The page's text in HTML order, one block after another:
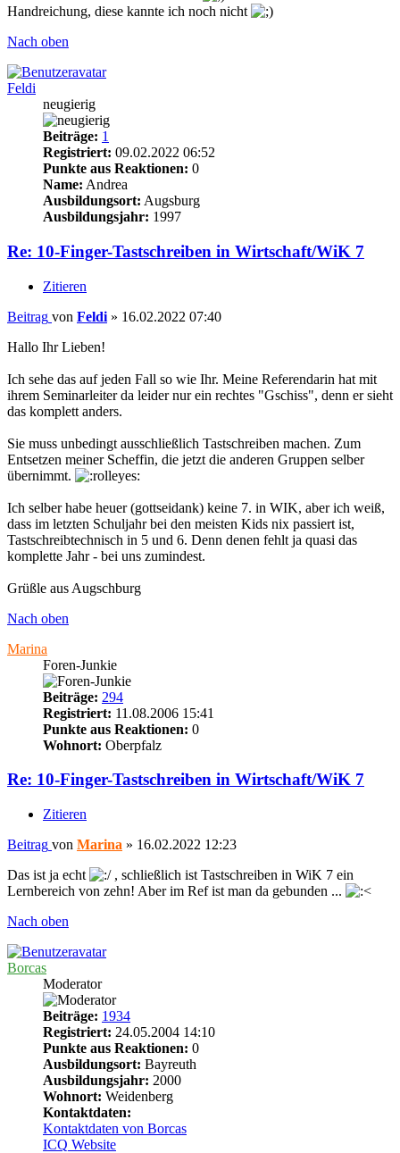
Handreichung, diese kannte ich noch nicht
Nach oben
Feldi
neugierig
Beiträge: 1
Registriert: 09.02.2022 06:52
Punkte aus Reaktionen: 0
Name: Andrea
Ausbildungsort: Augsburg
Ausbildungsjahr: 1997
Re: 10-Finger-Tastschreiben in Wirtschaft/WiK 7
Zitieren
Beitrag von Feldi » 16.02.2022 07:40
Hallo Ihr Lieben!
Ich sehe das auf jeden Fall so wie Ihr. Meine Referendarin hat mit
ihrem Seminarleiter da leider nur ein rechtes "Gschiss", denn er sieht
das komplett anders.
Sie muss unbedingt ausschließlich Tastschreiben machen. Zum
Entsetzen meiner Scheffin, die jetzt die anderen Gruppen selber
übernimmt.
Ich selber habe heuer (gottseidank) keine 7. in WIK, aber ich weiß,
dass im letzten Schuljahr bei den meisten Kids nix passiert ist,
Tastschreibtechnisch in 5 und 6. Denn denen fehlt ja quasi das
komplette Jahr - bei uns zumindest.
Grüßle aus Augschburg
Nach oben
Marina
Foren-Junkie
Beiträge: 294
Registriert: 11.08.2006 15:41
Punkte aus Reaktionen: 0
Wohnort: Oberpfalz
Re: 10-Finger-Tastschreiben in Wirtschaft/WiK 7
Zitieren
Beitrag von Marina » 16.02.2022 12:23
Das ist ja echt
, schließlich ist Tastschreiben in WiK 7 ein
Lernbereich von zehn! Aber im Ref ist man da gebunden ...
Nach oben
Borcas
Moderator
Beiträge: 1934
Registriert: 24.05.2004 14:10
Punkte aus Reaktionen: 0
Ausbildungsort: Bayreuth
Ausbildungsjahr: 2000
Wohnort: Weidenberg
Kontaktdaten:
Kontaktdaten von Borcas
ICQ Website